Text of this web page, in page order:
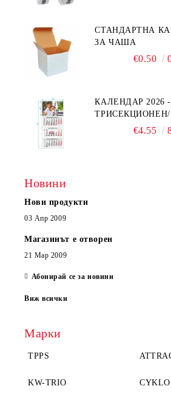
СТАНДАРТНА
ЗА ЧАША
€0.50
КАЛЕНДАР 2026 -
ТРИСЕКЦИОНЕН/
ЕДНОСЕКЦИОНЕН
€4.55
Новини
Нови продукти
03 Апр 2009
Магазинът е отворен
21 Мар 2009
Абонирай се за новини
Виж всички
Марки
TPPS
KW-TRIO